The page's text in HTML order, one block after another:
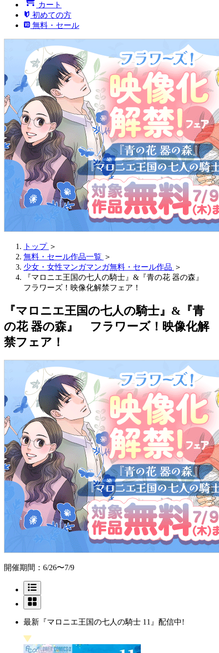
カート
初めての方
無料・セール
トップ ＞
無料・セール作品一覧 ＞
少女・女性マンガマンガ無料・セール作品 ＞
『マロニエ王国の七人の騎士』&『青の花 器の森』
フラワーズ！映像化解禁フェア！
『マロニエ王国の七人の騎士』&『青
の花 器の森』 フラワーズ！映像化解
禁フェア！
開催期間：6/26〜7/9
最新『マロニエ王国の七人の騎士 11』配信中!